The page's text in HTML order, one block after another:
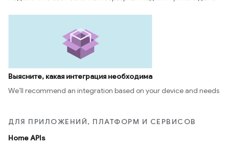
Выясните, какая интеграция необходима
We’ll recommend an integration based on your device and needs
ДЛЯ ПРИЛОЖЕНИЙ, ПЛАТФОРМ И СЕРВИСОВ
Home APIs